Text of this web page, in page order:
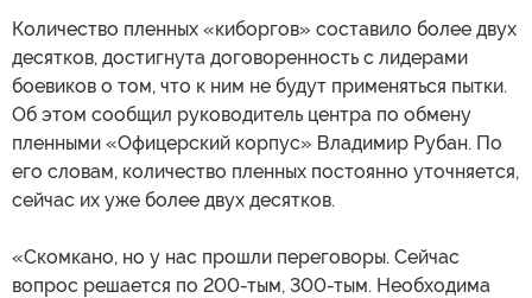
Количество пленных «киборгов» составило более двух
десятков, достигнута договоренность с лидерами
боевиков о том, что к ним не будут применяться пытки.
Об этом сообщил руководитель центра по обмену
пленными «Офицерский корпус» Владимир Рубан. По
его словам, количество пленных постоянно уточняется,
сейчас их уже более двух десятков.
«Скомкано, но у нас прошли переговоры. Сейчас
вопрос решается по 200-тым, 300-тым. Необходима